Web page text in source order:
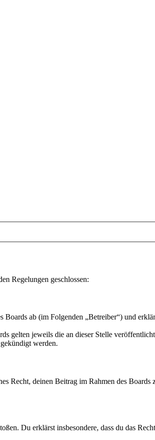
Regelungen geschlossen:
ab (im Folgenden „Betreiber“) und
gelten jeweils die an dieser Stelle
werden.
Recht, deinen Beitrag im Rahmen des Boards
Du erklärst insbesondere, dass du das